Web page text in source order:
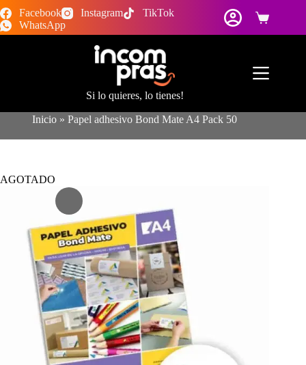
Saltar
al
contenido
Facebook Instagram
TikTok
WhatsApp
Carro
de
Si lo quieres, lo tienes!
Inicio »Papel adhesivo Bond Mate A4 Pack 50
AGOTADO